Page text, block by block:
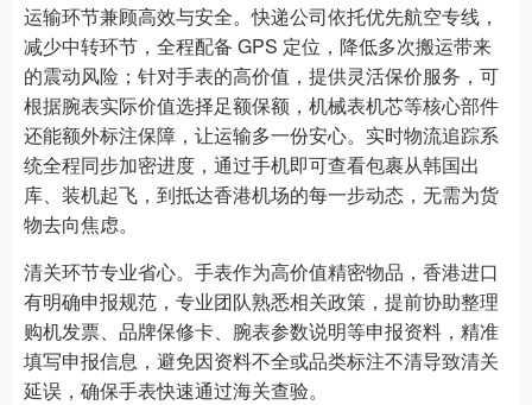
运输环节兼顾高效与安全。快递公司依托优先航空专线，
减少中转环节，全程配备 GPS 定位，降低多次搬运带来
的震动风险；针对手表的高价值，提供灵活保价服务，可
根据腕表实际价值选择足额保额，机械表机芯等核心部件
还能额外标注保障，让运输多一份安心。实时物流追踪系
统全程同步加密进度，通过手机即可查看包裹从韩国出
库、装机起飞，到抵达香港机场的每一步动态，无需为货
物去向焦虑。
清关环节专业省心。手表作为高价值精密物品，香港进口
有明确申报规范，专业团队熟悉相关政策，提前协助整理
购机发票、品牌保修卡、腕表参数说明等申报资料，精准
填写申报信息，避免因资料不全或品类标注不清导致清关
延误，确保手表快速通过海关查验。